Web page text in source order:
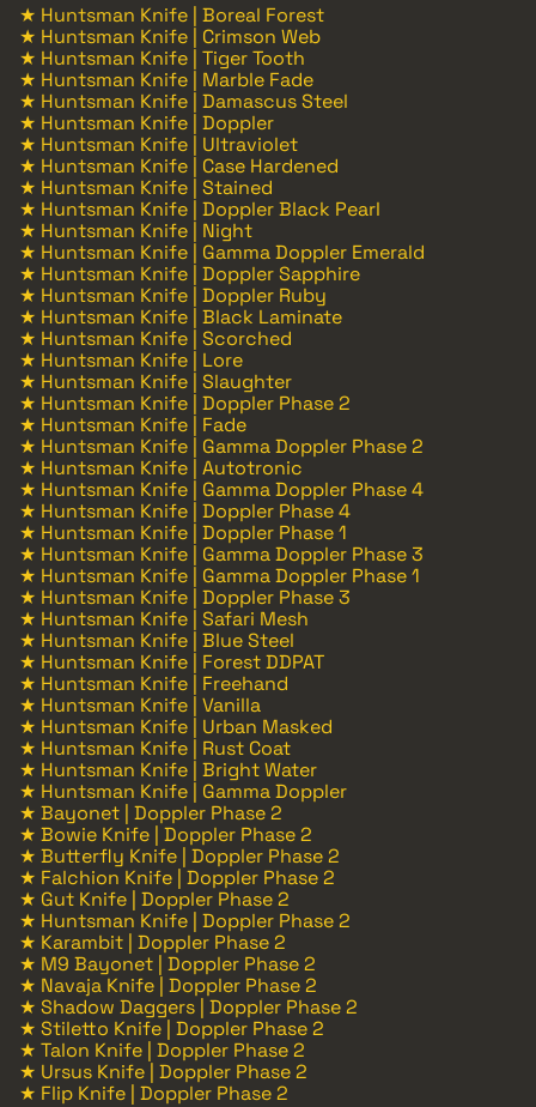
★ Huntsman Knife | Boreal Forest
★ Huntsman Knife | Crimson Web
★ Huntsman Knife | Tiger Tooth
★ Huntsman Knife | Marble Fade
★ Huntsman Knife | Damascus Steel
★ Huntsman Knife | Doppler
★ Huntsman Knife | Ultraviolet
★ Huntsman Knife | Case Hardened
★ Huntsman Knife | Stained
★ Huntsman Knife | Doppler Black Pearl
★ Huntsman Knife | Night
★ Huntsman Knife | Gamma Doppler Emerald
★ Huntsman Knife | Doppler Sapphire
★ Huntsman Knife | Doppler Ruby
★ Huntsman Knife | Black Laminate
★ Huntsman Knife | Scorched
★ Huntsman Knife | Lore
★ Huntsman Knife | Slaughter
★ Huntsman Knife | Doppler Phase 2
★ Huntsman Knife | Fade
★ Huntsman Knife | Gamma Doppler Phase 2
★ Huntsman Knife | Autotronic
★ Huntsman Knife | Gamma Doppler Phase 4
★ Huntsman Knife | Doppler Phase 4
★ Huntsman Knife | Doppler Phase 1
★ Huntsman Knife | Gamma Doppler Phase 3
★ Huntsman Knife | Gamma Doppler Phase 1
★ Huntsman Knife | Doppler Phase 3
★ Huntsman Knife | Safari Mesh
★ Huntsman Knife | Blue Steel
★ Huntsman Knife | Forest DDPAT
★ Huntsman Knife | Freehand
★ Huntsman Knife | Vanilla
★ Huntsman Knife | Urban Masked
★ Huntsman Knife | Rust Coat
★ Huntsman Knife | Bright Water
★ Huntsman Knife | Gamma Doppler
★ Bayonet | Doppler Phase 2
★ Bowie Knife | Doppler Phase 2
★ Butterfly Knife | Doppler Phase 2
★ Falchion Knife | Doppler Phase 2
★ Gut Knife | Doppler Phase 2
★ Huntsman Knife | Doppler Phase 2
★ Karambit | Doppler Phase 2
★ M9 Bayonet | Doppler Phase 2
★ Navaja Knife | Doppler Phase 2
★ Shadow Daggers | Doppler Phase 2
★ Stiletto Knife | Doppler Phase 2
★ Talon Knife | Doppler Phase 2
★ Ursus Knife | Doppler Phase 2
★ Flip Knife | Doppler Phase 2